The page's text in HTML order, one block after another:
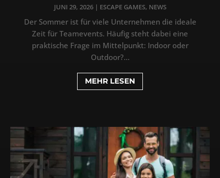
JUNI 29, 2026| ESCAPE GAMES, NEWS
Der Sommer ist für viele Unternehmen die ideale
Zeit für Teamevents. Häufig steht dabei eine
praktische Frage im Mittelpunkt: Indoor oder
Outdoor?...
MEHR LESEN